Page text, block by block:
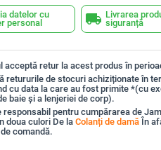
datelor cu
personal
local_shipping Livrarea
siguranță
acceptă retur la acest produs în
retururile de stocuri achiziționate în
cu data la care au fost primite *(cu
baie și a lenjeriei de corp).
responsabil pentru cumpărarea de
doua culori De laColanți de damăÎn
comandă.